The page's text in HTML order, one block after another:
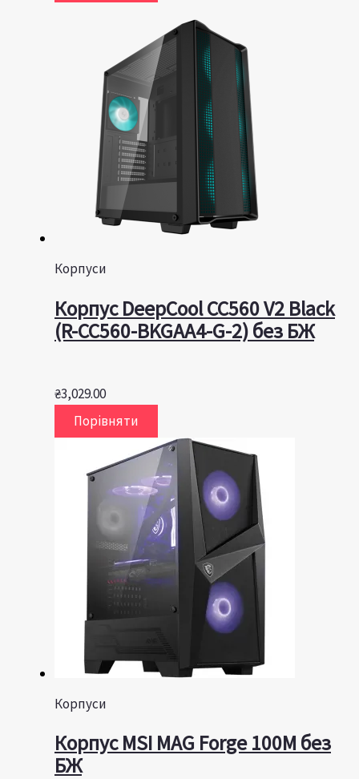
Корпуси
Корпус DeepCool CC560 V2 Black
(R-CC560-BKGAA4-G-2) без БЖ
₴3,029.00
Порівняти
Корпуси
Корпус MSI MAG Forge 100M без
БЖ